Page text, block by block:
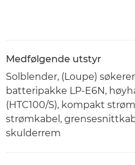
Medfølgende utstyr
Solblender, (Loupe)
batteripakke LP-E6N,
(HTC100/S), kompakt
strømkabel,
skulderrem